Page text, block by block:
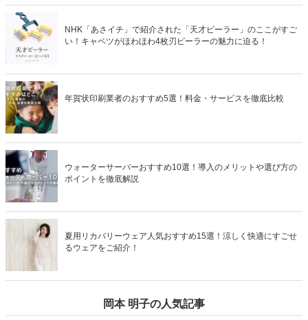
NHK「あさイチ」で紹介された「天才ピーラー」のここがすご
い！キャベツがほわほわ4枚刃ピーラーの魅力に迫る！
年賀状印刷業者のおすすめ5選！料金・サービスを徹底比較
ウォーターサーバーおすすめ10選！導入のメリットや選び方の
ポイントを徹底解説
夏用リカバリーウェア人気おすすめ15選！涼しく快適にすごせ
るウェアをご紹介！
岡本 明子の人気記事